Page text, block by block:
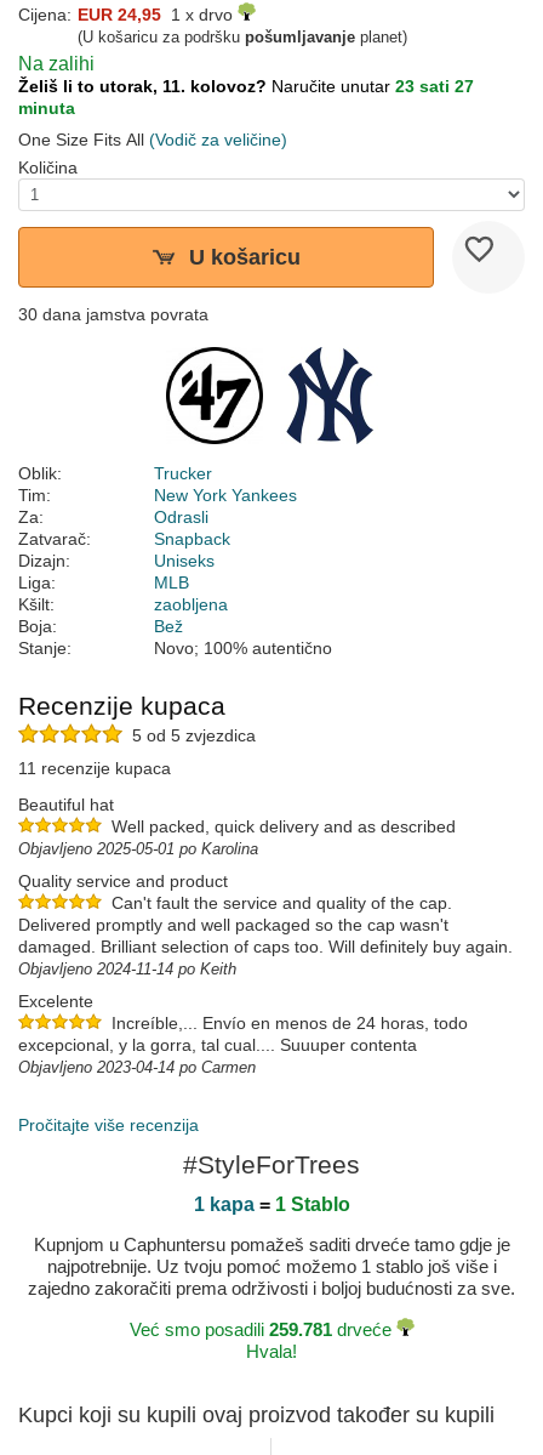
Cijena: EUR 24,95 1 x drvo
(U košaricu za podršku pošumljavanje planet)
Na zalihi
Želiš li to utorak, 11. kolovoz? Naručite unutar 23 sati 27
minuta
One Size Fits All (Vodič za veličine)
Količina
U košaricu
30 dana jamstva povrata
Oblik:
Trucker
Tim:
New York Yankees
Za:
Odrasli
Zatvarač:
Snapback
Dizajn:
Uniseks
Liga:
MLB
Kšilt:
zaobljena
Boja:
Bež
Stanje:
Novo; 100% autentično
Recenzije kupaca
5 od 5 zvjezdica
11 recenzije kupaca
Beautiful hat
Well packed, quick delivery and as described
Objavljeno 2025-05-01 po Karolina
Quality service and product
Can't fault the service and quality of the cap.
Delivered promptly and well packaged so the cap wasn't
damaged. Brilliant selection of caps too. Will definitely buy again.
Objavljeno 2024-11-14 po Keith
Excelente
Increíble,... Envío en menos de 24 horas, todo
excepcional, y la gorra, tal cual.... Suuuper contenta
Objavljeno 2023-04-14 po Carmen
Pročitajte više recenzija
#StyleForTrees
1 kapa= 1 Stablo
Kupnjom u Caphuntersu pomažeš saditi drveće tamo gdje je
najpotrebnije. Uz tvoju pomoć možemo 1 stablo još više i
zajedno zakoračiti prema održivosti i boljoj budućnosti za sve.
Već smo posadili 259.781drveće
Hvala!
Kupci koji su kupili ovaj proizvod također su kupili